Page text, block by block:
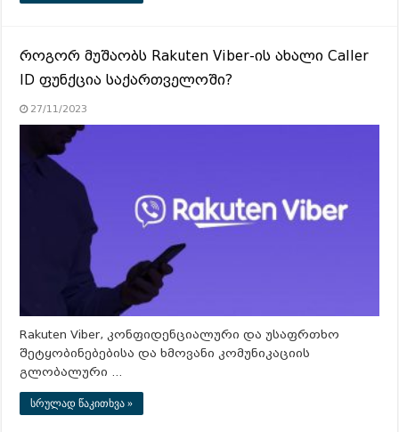
როგორ მუშაობს Rakuten Viber-ის ახალი Caller
ID ფუნქცია საქართველოში?
27/11/2023
Rakuten Viber, კონფიდენციალური და უსაფრთხო
შეტყობინებებისა და ხმოვანი კომუნიკაციის
გლობალური …
სრულად წაკითხვა »